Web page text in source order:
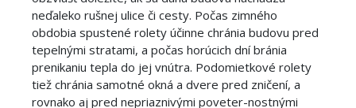
neďaleko rušnej ulice či cesty. Počas zimného
obdobia spustené rolety účinne chránia budovu pred
tepelnými stratami, a počas horúcich dní bránia
prenikaniu tepla do jej vnútra. Podomietkové rolety
tiež chránia samotné okná a dvere pred zničení, a
rovnako aj pred nepriaznivými poveter-nostnými